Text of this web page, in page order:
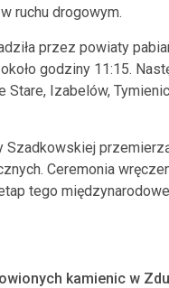
ruchu drogowym.
przez powiaty
godziny 11:15.
Stare, Izabelów,
Szadkowskiej
Ceremonia
tego
kamienic w